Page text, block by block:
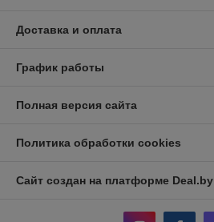
Доставка и оплата
График работы
Полная версия сайта
Политика обработки cookies
Сайт создан на платформе Deal.by